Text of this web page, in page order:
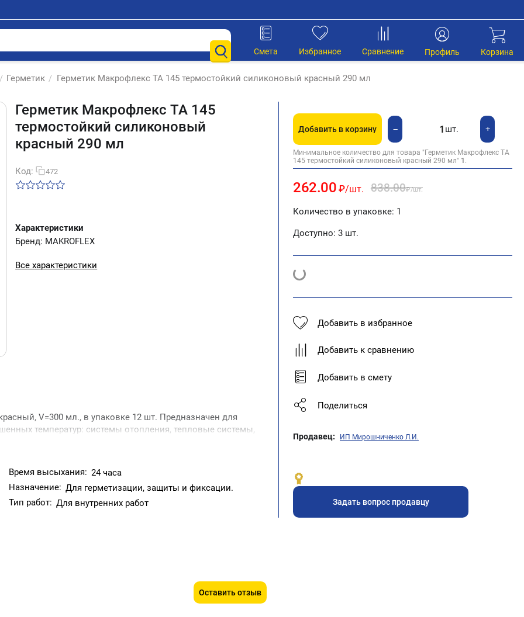
Корзина
Профиль
Сравнение
Избранное
Смета
/ Герметик / Герметик Макрофлекс TA 145 термостойкий силиконовый красный 290 мл
Герметик Макрофлекс TA 145
термостойкий силиконовый
красный 290 мл
Код: 472
Характеристики
Бренд: MAKROFLEX
Все характеристики
V=300 мл., в упаковке 12 шт. Предназначен для
температур: системы отопления, тепловые системы,
при монтаже тёплых полов и других бытовых
поверхностях, подверженных коррозии; на
контактирующих с открытым огнём. Рекомендуется
Время высыхания: 24 часа
Назначение: Для герметизации, защиты и фиксации.
Тип работ: Для внутренних работ
Оставить отзыв
Добавить в корзину +
шт.
−
Минимальное количество для товара "Герметик Макрофлекс TA
145 термостойкий силиконовый красный 290 мл" 1 .
262.00 ₽/шт. 838.00₽/шт.
Количество в упаковке: 1
Доступно: 3 шт.
Добавить в избранное
Добавить к сравнению
Добавить в смету
Поделиться
Продавец: ИП Мирошниченко Л.И.
Задать вопрос продавцу